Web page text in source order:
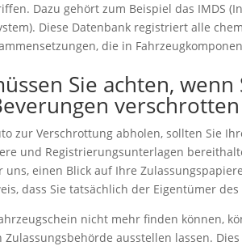
Dazu gehört zum Beispiel das IMDS
Diese Datenbank registriert alle
die in
Sie achten, wenn
zur Verschrottung abholen, sollten Sie
und Registrierungsunterlagen
uns, einen Blick auf Ihre
dass Sie tatsächlich der Eigentümer
nicht mehr finden können,
ausstellen lassen.